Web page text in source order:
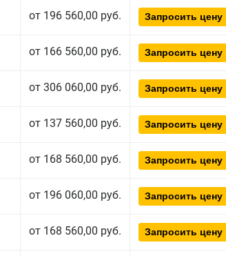
от 196 560,00 руб. Запросить цену
от 166 560,00 руб. Запросить цену
от 306 060,00 руб. Запросить цену
от 137 560,00 руб. Запросить цену
от 168 560,00 руб. Запросить цену
от 196 060,00 руб. Запросить цену
от 168 560,00 руб. Запросить цену